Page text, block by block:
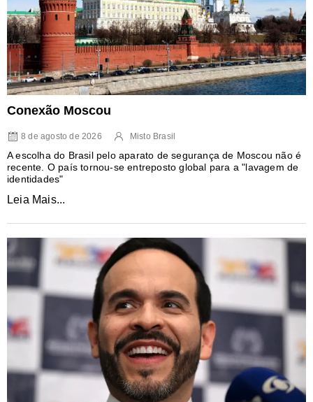
Conexão Moscou
8 de agosto de 2026 Misto Brasil
A escolha do Brasil pelo aparato de segurança de Moscou não é
recente. O país tornou-se entreposto global para a "lavagem de
identidades"
Leia Mais...